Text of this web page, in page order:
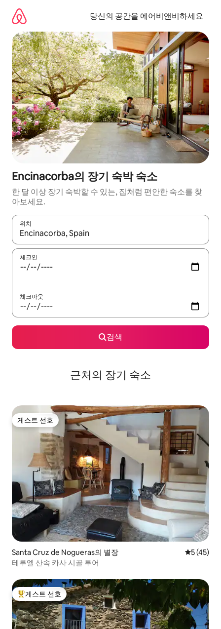
당신의 공간을 에어비앤비하세요
Encinacorba의 장기 숙박 숙소
한 달 이상 장기 숙박할 수 있는, 집처럼 편안한 숙소를 찾
아보세요.
위치
결과가 나오면 위·아래 화살표 키를 사용하거나 터치 또는 스와이
체크인
체크아웃
검색
근처의 장기 숙소
게스트 선호
게스트 선호
Santa Cruz de Nogueras의 별장 평점 5점
5 (45)
테루엘 산속 카사 시골 투어
상위 게스트 선호
게스트 선호